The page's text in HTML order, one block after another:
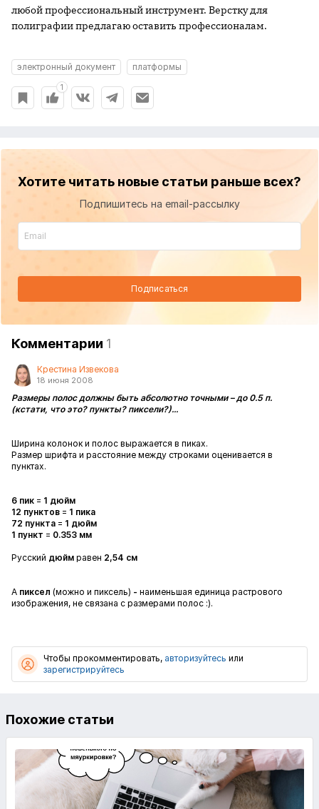
любой профессиональный инструмент. Верстку для
полиграфии предлагаю оставить профессионалам.
электронный документ платформы
1
Хотите читать новые статьи раньше всех?
Подпишитесь на email-рассылку
Подписаться
Комментарии 1
Крестина Извекова
18 июня 2008
Размеры полос должны быть абсолютно точными – до 0.5 п.
(кстати, что это? пункты? пиксели?)...
Ширина колонок и полос выражается в пиках.
Размер шрифта и расстояние между строками оценивается в
пунктах.
6 пик = 1 дюйм
12 пунктов = 1 пика
72 пункта = 1 дюйм
1 пункт = 0.353 мм
Русский дюйм равен 2,54 см
А пиксел (можно и пиксель) - наименьшая единица растрового
изображения, не связана с размерами полос :).
Чтобы прокомментировать, авторизуйтесь или
зарегистрируйтесь
Похожие статьи